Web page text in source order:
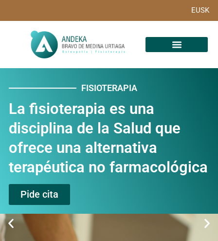
EUSK
FISIOTERAPIA
La fisioterapia es una
disciplina de la Salud que
ofrece una alternativa
terapéutica no farmacológica
Pide cita